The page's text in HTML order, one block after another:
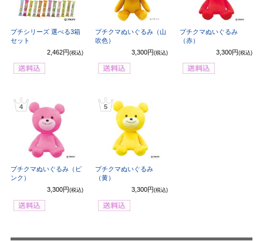
プチシリーズ 選べる3箱
セット
2,462円 (税込)
プチクマぬいぐるみ（山
吹色）
3,300円 (税込)
プチクマぬいぐるみ
（赤）
3,300円(税込)
4
プチクマぬいぐるみ（ピ
ンク）
3,300円 (税込)
5
プチクマぬいぐるみ
（黄）
3,300円 (税込)